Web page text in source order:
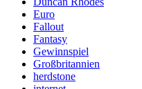
Euro
Fallout
Fantasy
Gewinnspiel
Großbritannien
herdstone